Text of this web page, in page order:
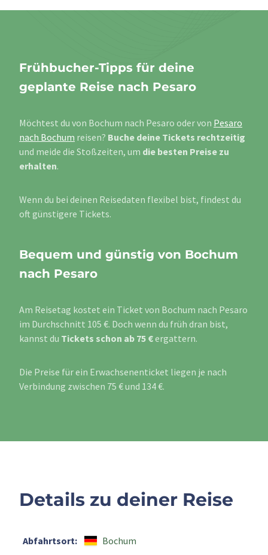
Frühbucher-Tipps für deine
geplante Reise nach Pesaro
Möchtest du von Bochum nach Pesaro oder von Pesaro
nach Bochum reisen? Buche deine Tickets rechtzeitig
und meide die Stoßzeiten, um die besten Preise zu
erhalten.
Wenn du bei deinen Reisedaten flexibel bist, findest du
oft günstigere Tickets.
Bequem und günstig von Bochum
nach Pesaro
Am Reisetag kostet ein Ticket von Bochum nach Pesaro
im Durchschnitt 105 €. Doch wenn du früh dran bist,
kannst du Tickets schon ab 75 €ergattern.
Die Preise für ein Erwachsenenticket liegen je nach
Verbindung zwischen 75 € und 134 €.
Details zu deiner Reise
Abfahrtsort:
Bochum